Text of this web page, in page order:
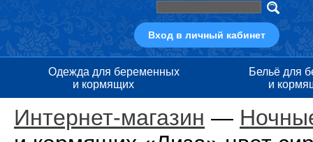
Вход в личный кабинет
Одежда для беременных
и кормящих
Бельё для
и
Интернет-магазин —